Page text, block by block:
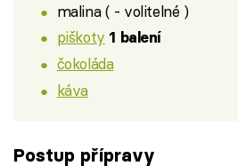
malina ( - volitelné )
piškoty 1 balení
čokoláda
káva
Postup přípravy